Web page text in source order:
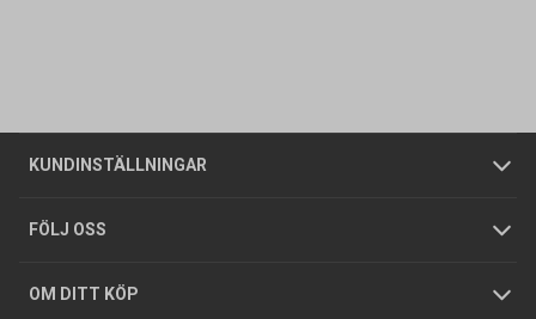
KUNDINSTÄLLNINGAR
Företagskund / Privatkund
FÖLJ OSS
OM DITT KÖP
Allmänna försäljningsvillkor
Integritetspolicy
GDPR
Butiker
Foldrar och kataloger
Köpguider
Om oss
Tjänster
Hållbarhet